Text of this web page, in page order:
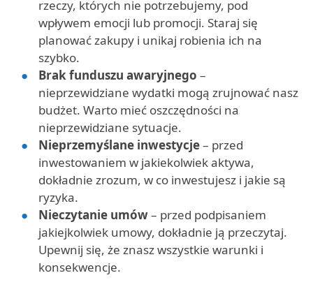
rzeczy, których nie potrzebujemy, pod
wpływem emocji lub promocji. Staraj się
planować zakupy i unikaj robienia ich na
szybko.
Brak funduszu awaryjnego –
nieprzewidziane wydatki mogą zrujnować nasz
budżet. Warto mieć oszczędności na
nieprzewidziane sytuacje.
Nieprzemyślane inwestycje– przed
inwestowaniem w jakiekolwiek aktywa,
dokładnie zrozum, w co inwestujesz i jakie są
ryzyka.
Nieczytanie umów– przed podpisaniem
jakiejkolwiek umowy, dokładnie ją przeczytaj.
Upewnij się, że znasz wszystkie warunki i
konsekwencje.